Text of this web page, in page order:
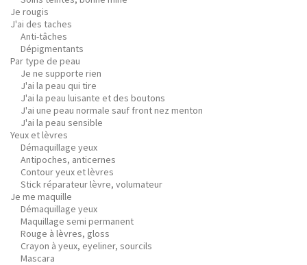
Je rougis
J'ai des taches
Anti-tâches
Dépigmentants
Par type de peau
Je ne supporte rien
J'ai la peau qui tire
J'ai la peau luisante et des boutons
J'ai une peau normale sauf front nez menton
J'ai la peau sensible
Yeux et lèvres
Démaquillage yeux
Antipoches, anticernes
Contour yeux et lèvres
Stick réparateur lèvre, volumateur
Je me maquille
Démaquillage yeux
Maquillage semi permanent
Rouge à lèvres, gloss
Crayon à yeux, eyeliner, sourcils
Mascara